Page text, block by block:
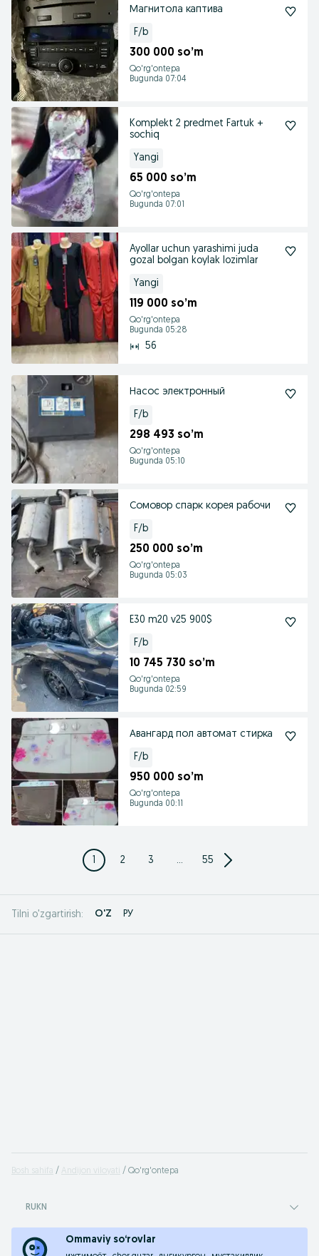
Магнитола каптива
F/b
300 000 so’m
Qo'rg'ontepa
Bugunda 07:04
Komplekt 2 predmet Fartuk +
sochiq
Yangi
65 000 so’m
Qo'rg'ontepa
Bugunda 07:01
Ayollar uchun yarashimi juda
gozal bolgan koylak lozimlar
Yangi
119 000 so’m
Qo'rg'ontepa
Bugunda 05:28
56
Насос электронный
F/b
298 493 so’m
Qo'rg'ontepa
Bugunda 05:10
Сомовор спарк корея рабочи
F/b
250 000 so’m
Qo'rg'ontepa
Bugunda 05:03
E30 m20 v25 900$
F/b
10 745 730 so’m
Qo'rg'ontepa
Bugunda 02:59
Авангард пол автомат стирка
F/b
950 000 so’m
Qo'rg'ontepa
Bugunda 00:11
1 2 3 ... 55
Tilni o'zgartirish: O'Z РУ
Bosh sahifa Andijon viloyati Qo'rg'ontepa
RUKN
Ommaviy so‘rovlar